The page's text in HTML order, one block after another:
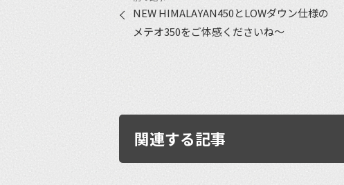
NEW HIMALAYAN450とLOWダウン仕様の
メテオ350をご体感くださいね〜
関連する記事